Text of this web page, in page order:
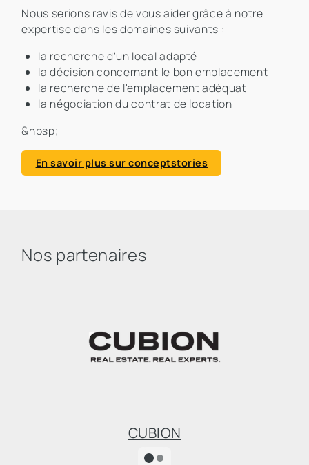
Nous serions ravis de vous aider grâce à notre
expertise dans les domaines suivants :
la recherche d'un local adapté
la décision concernant le bon emplacement
la recherche de l'emplacement adéquat
la négociation du contrat de location
&nbsp;
En savoir plus sur conceptstories
Nos partenaires
CUBION